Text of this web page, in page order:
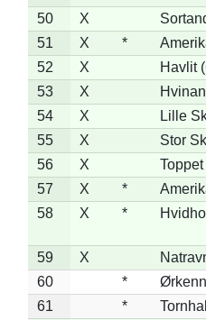
50 X
51
X *
52
X
Havlit
53
X
54
X
Lille
55
X
Stor
56
X
57
X *
58
X *
59 X
60
*
61
*